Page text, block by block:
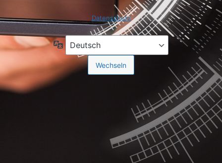
Datenschutz
Sprache